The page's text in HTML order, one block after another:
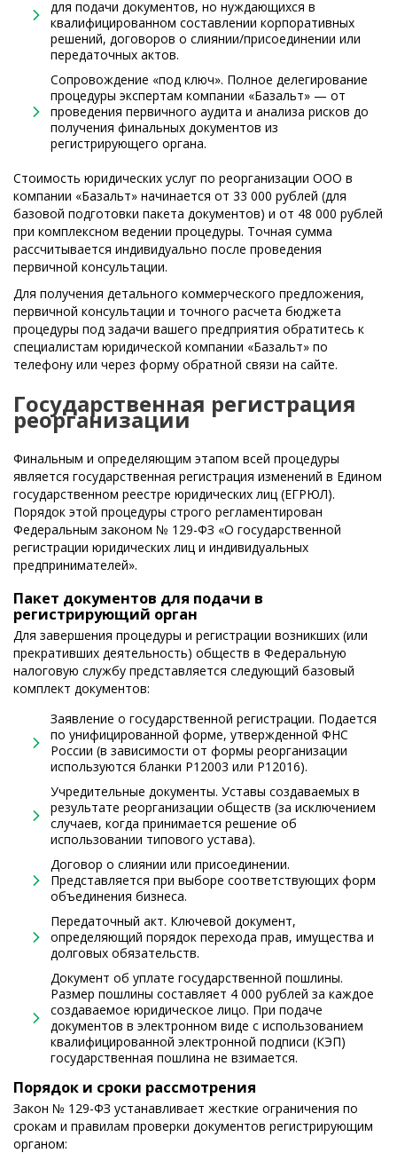
для подачи документов, но нуждающихся в
квалифицированном составлении корпоративных
решений, договоров о слиянии/присоединении или
передаточных актов.
Сопровождение «под ключ». Полное делегирование
процедуры экспертам компании «Базальт» — от
проведения первичного аудита и анализа рисков до
получения финальных документов из
регистрирующего органа.
Стоимость юридических услуг по реорганизации ООО в
компании «Базальт» начинается от 33 000 рублей (для
базовой подготовки пакета документов) и от 48 000 рублей
при комплексном ведении процедуры. Точная сумма
рассчитывается индивидуально после проведения
первичной консультации.
Для получения детального коммерческого предложения,
первичной консультации и точного расчета бюджета
процедуры под задачи вашего предприятия обратитесь к
специалистам юридической компании «Базальт» по
телефону или через форму обратной связи на сайте.
Государственная регистрация
реорганизации
Финальным и определяющим этапом всей процедуры
является государственная регистрация изменений в Едином
государственном реестре юридических лиц (ЕГРЮЛ).
Порядок этой процедуры строго регламентирован
Федеральным законом № 129-ФЗ «О государственной
регистрации юридических лиц и индивидуальных
предпринимателей».
Пакет документов для подачи в
регистрирующий орган
Для завершения процедуры и регистрации возникших (или
прекративших деятельность) обществ в Федеральную
налоговую службу представляется следующий базовый
комплект документов:
Заявление о государственной регистрации. Подается
по унифицированной форме, утвержденной ФНС
России (в зависимости от формы реорганизации
используются бланки Р12003 или Р12016).
Учредительные документы. Уставы создаваемых в
результате реорганизации обществ (за исключением
случаев, когда принимается решение об
использовании типового устава).
Договор о слиянии или присоединении.
Представляется при выборе соответствующих форм
объединения бизнеса.
Передаточный акт. Ключевой документ,
определяющий порядок перехода прав, имущества и
долговых обязательств.
Документ об уплате государственной пошлины.
Размер пошлины составляет 4 000 рублей за каждое
создаваемое юридическое лицо. При подаче
документов в электронном виде с использованием
квалифицированной электронной подписи (КЭП)
государственная пошлина не взимается.
Порядок и сроки рассмотрения
Закон № 129-ФЗ устанавливает жесткие ограничения по
срокам и правилам проверки документов регистрирующим
органом: